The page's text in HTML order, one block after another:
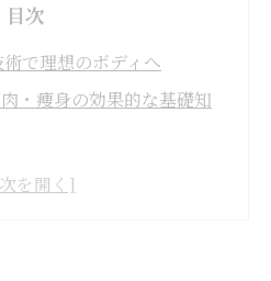
目次
で理想のボディへ
・痩身の効果的な基礎知